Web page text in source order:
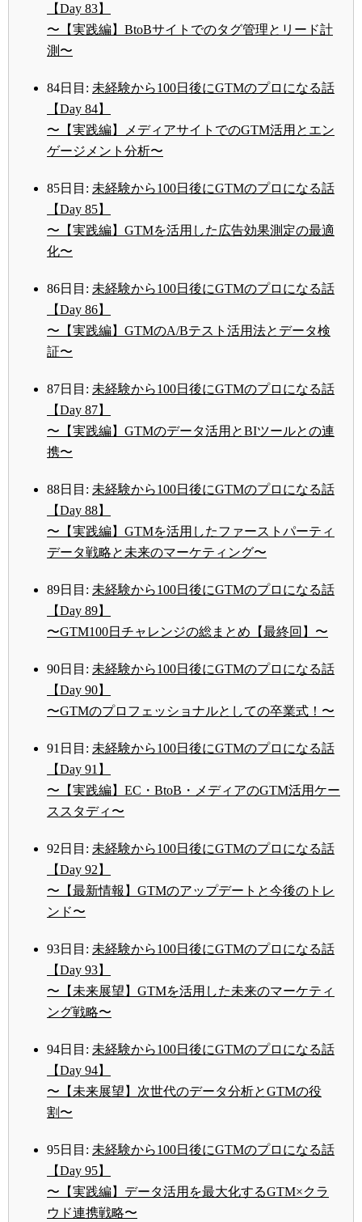
【Day 83】
〜【実践編】BtoBサイトでのタグ管理とリード計
測〜
84日目: 未経験から100日後にGTMのプロになる話
【Day 84】
〜【実践編】メディアサイトでのGTM活用とエン
ゲージメント分析〜
85日目: 未経験から100日後にGTMのプロになる話
【Day 85】
〜【実践編】GTMを活用した広告効果測定の最適
化〜
86日目: 未経験から100日後にGTMのプロになる話
【Day 86】
〜【実践編】GTMのA/Bテスト活用法とデータ検
証〜
87日目: 未経験から100日後にGTMのプロになる話
【Day 87】
〜【実践編】GTMのデータ活用とBIツールとの連
携〜
88日目: 未経験から100日後にGTMのプロになる話
【Day 88】
〜【実践編】GTMを活用したファーストパーティ
データ戦略と未来のマーケティング〜
89日目: 未経験から100日後にGTMのプロになる話
【Day 89】
〜GTM100日チャレンジの総まとめ【最終回】〜
90日目: 未経験から100日後にGTMのプロになる話
【Day 90】
〜GTMのプロフェッショナルとしての卒業式！〜
91日目: 未経験から100日後にGTMのプロになる話
【Day 91】
〜【実践編】EC・BtoB・メディアのGTM活用ケー
ススタディ〜
92日目: 未経験から100日後にGTMのプロになる話
【Day 92】
〜【最新情報】GTMのアップデートと今後のトレ
ンド〜
93日目: 未経験から100日後にGTMのプロになる話
【Day 93】
〜【未来展望】GTMを活用した未来のマーケティ
ング戦略〜
94日目: 未経験から100日後にGTMのプロになる話
【Day 94】
〜【未来展望】次世代のデータ分析とGTMの役
割〜
95日目: 未経験から100日後にGTMのプロになる話
【Day 95】
〜【実践編】データ活用を最大化するGTM×クラ
ウド連携戦略〜